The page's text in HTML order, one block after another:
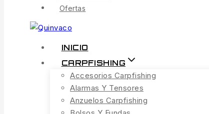
Ofertas
INICIO
CARPFISHING
Accesorios Carpfishing
Alarmas Y Tensores
Anzuelos Carpfishing